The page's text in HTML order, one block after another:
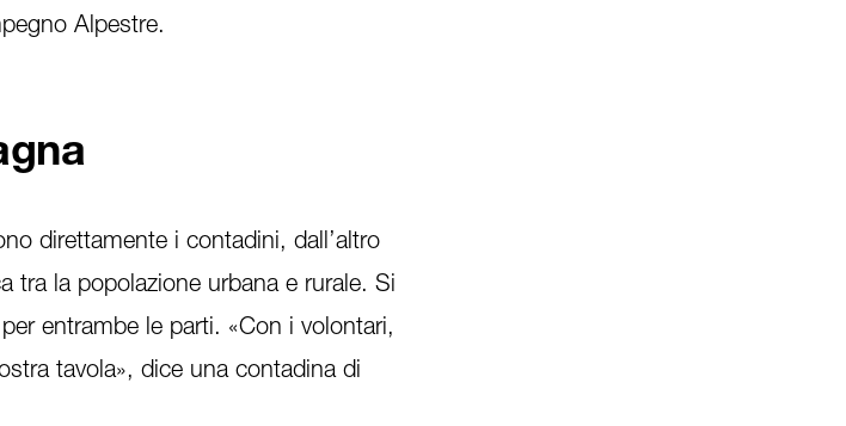
Alpestre.
direttamente i contadini, dall’altro
tra la popolazione urbana e rurale. Si
entrambe le parti. «Con i volontari,
tavola», dice una contadina di